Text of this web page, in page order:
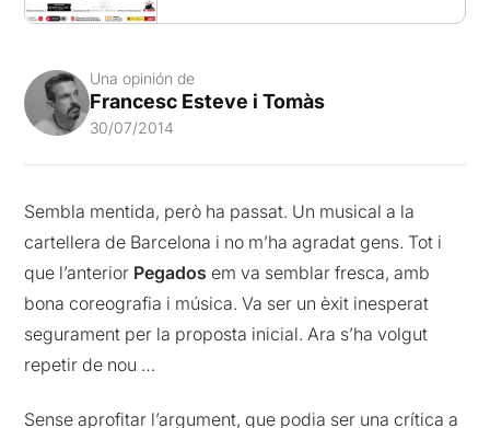
Una opinión de
Francesc Esteve i Tomàs
30/07/2014
Sembla mentida, però ha passat. Un musical a la
cartellera de Barcelona i no m’ha agradat gens. Tot i
que l’anterior Pegados em va semblar fresca, amb
bona coreografia i música. Va ser un èxit inesperat
segurament per la proposta inicial. Ara s’ha volgut
repetir de nou …
Sense aprofitar l’argument, que podia ser una crítica a